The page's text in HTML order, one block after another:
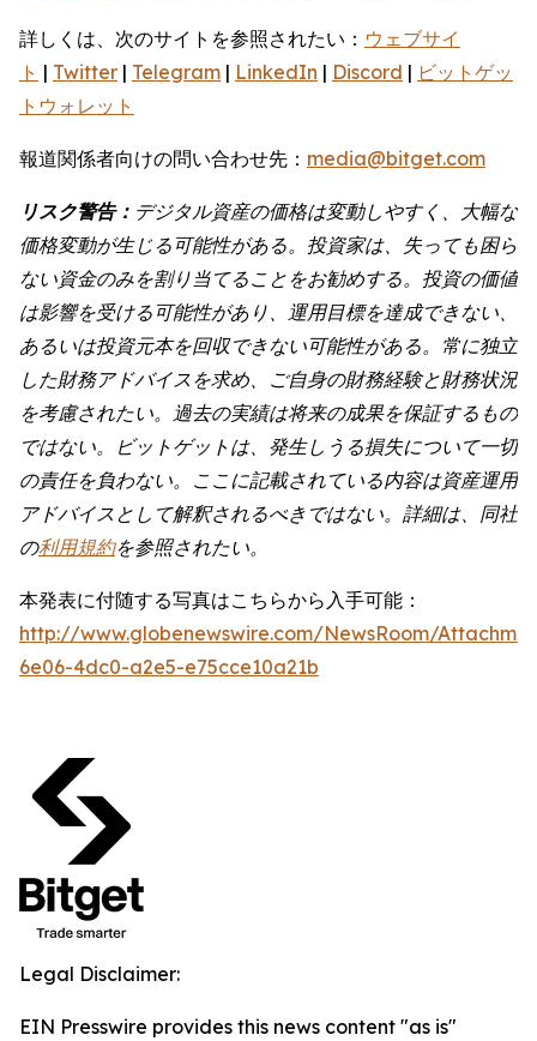
詳しくは、次のサイトを参照されたい： ウェブサイ
ト | Twitter | Telegram | LinkedIn | Discord | ビットゲッ
トウォレット
報道関係者向けの問い合わせ先： media@bitget.com
リスク警告： デジタル資産の価格は変動しやすく、大幅な
価格変動が生じる可能性がある。投資家は、失っても困ら
ない資金のみを割り当てることをお勧めする。投資の価値
は影響を受ける可能性があり、運用目標を達成できない、
あるいは投資元本を回収できない可能性がある。常に独立
した財務アドバイスを求め、ご自身の財務経験と財務状況
を考慮されたい。過去の実績は将来の成果を保証するもの
ではない。ビットゲットは、発生しうる損失について一切
の責任を負わない。ここに記載されている内容は資産運用
アドバイスとして解釈されるべきではない。詳細は、同社
の利用規約を参照されたい。
本発表に付随する写真はこちらから入手可能：
http://www.globenewswire.com/NewsRoom/
6e06-4dc0-a2e5-e75cce10a21b
Legal Disclaimer:
EIN Presswire provides this news content "as is"